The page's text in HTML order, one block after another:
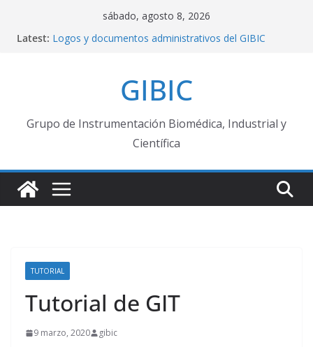
sábado, agosto 8, 2026
Latest: Logos y documentos administrativos del GIBIC
Máquinas de Estado Finitas
Repositorio público GIBIC – ADS1299
GIBIC
Grupo de Instrumentación Biomédica, Industrial y
Científica
TUTORIAL
Tutorial de GIT
9 marzo, 2020 gibic